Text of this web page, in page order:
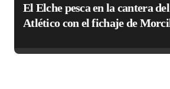
El Elche pesca en la cantera del
Atlético con el fichaje de